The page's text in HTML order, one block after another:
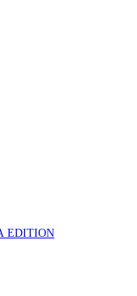
EDITION